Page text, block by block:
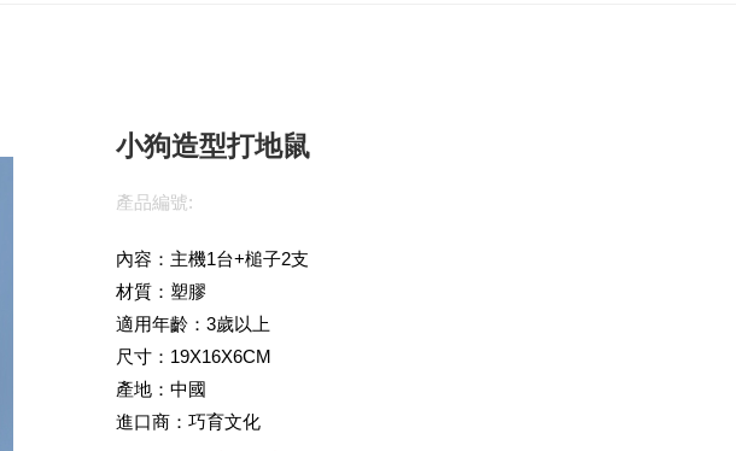
小狗造型打地鼠
產品編號:
內容：主機1台+槌子2支
材質：塑膠
適用年齡：3歲以上
尺寸：19X16X6CM
產地：中國
進口商：巧育文化